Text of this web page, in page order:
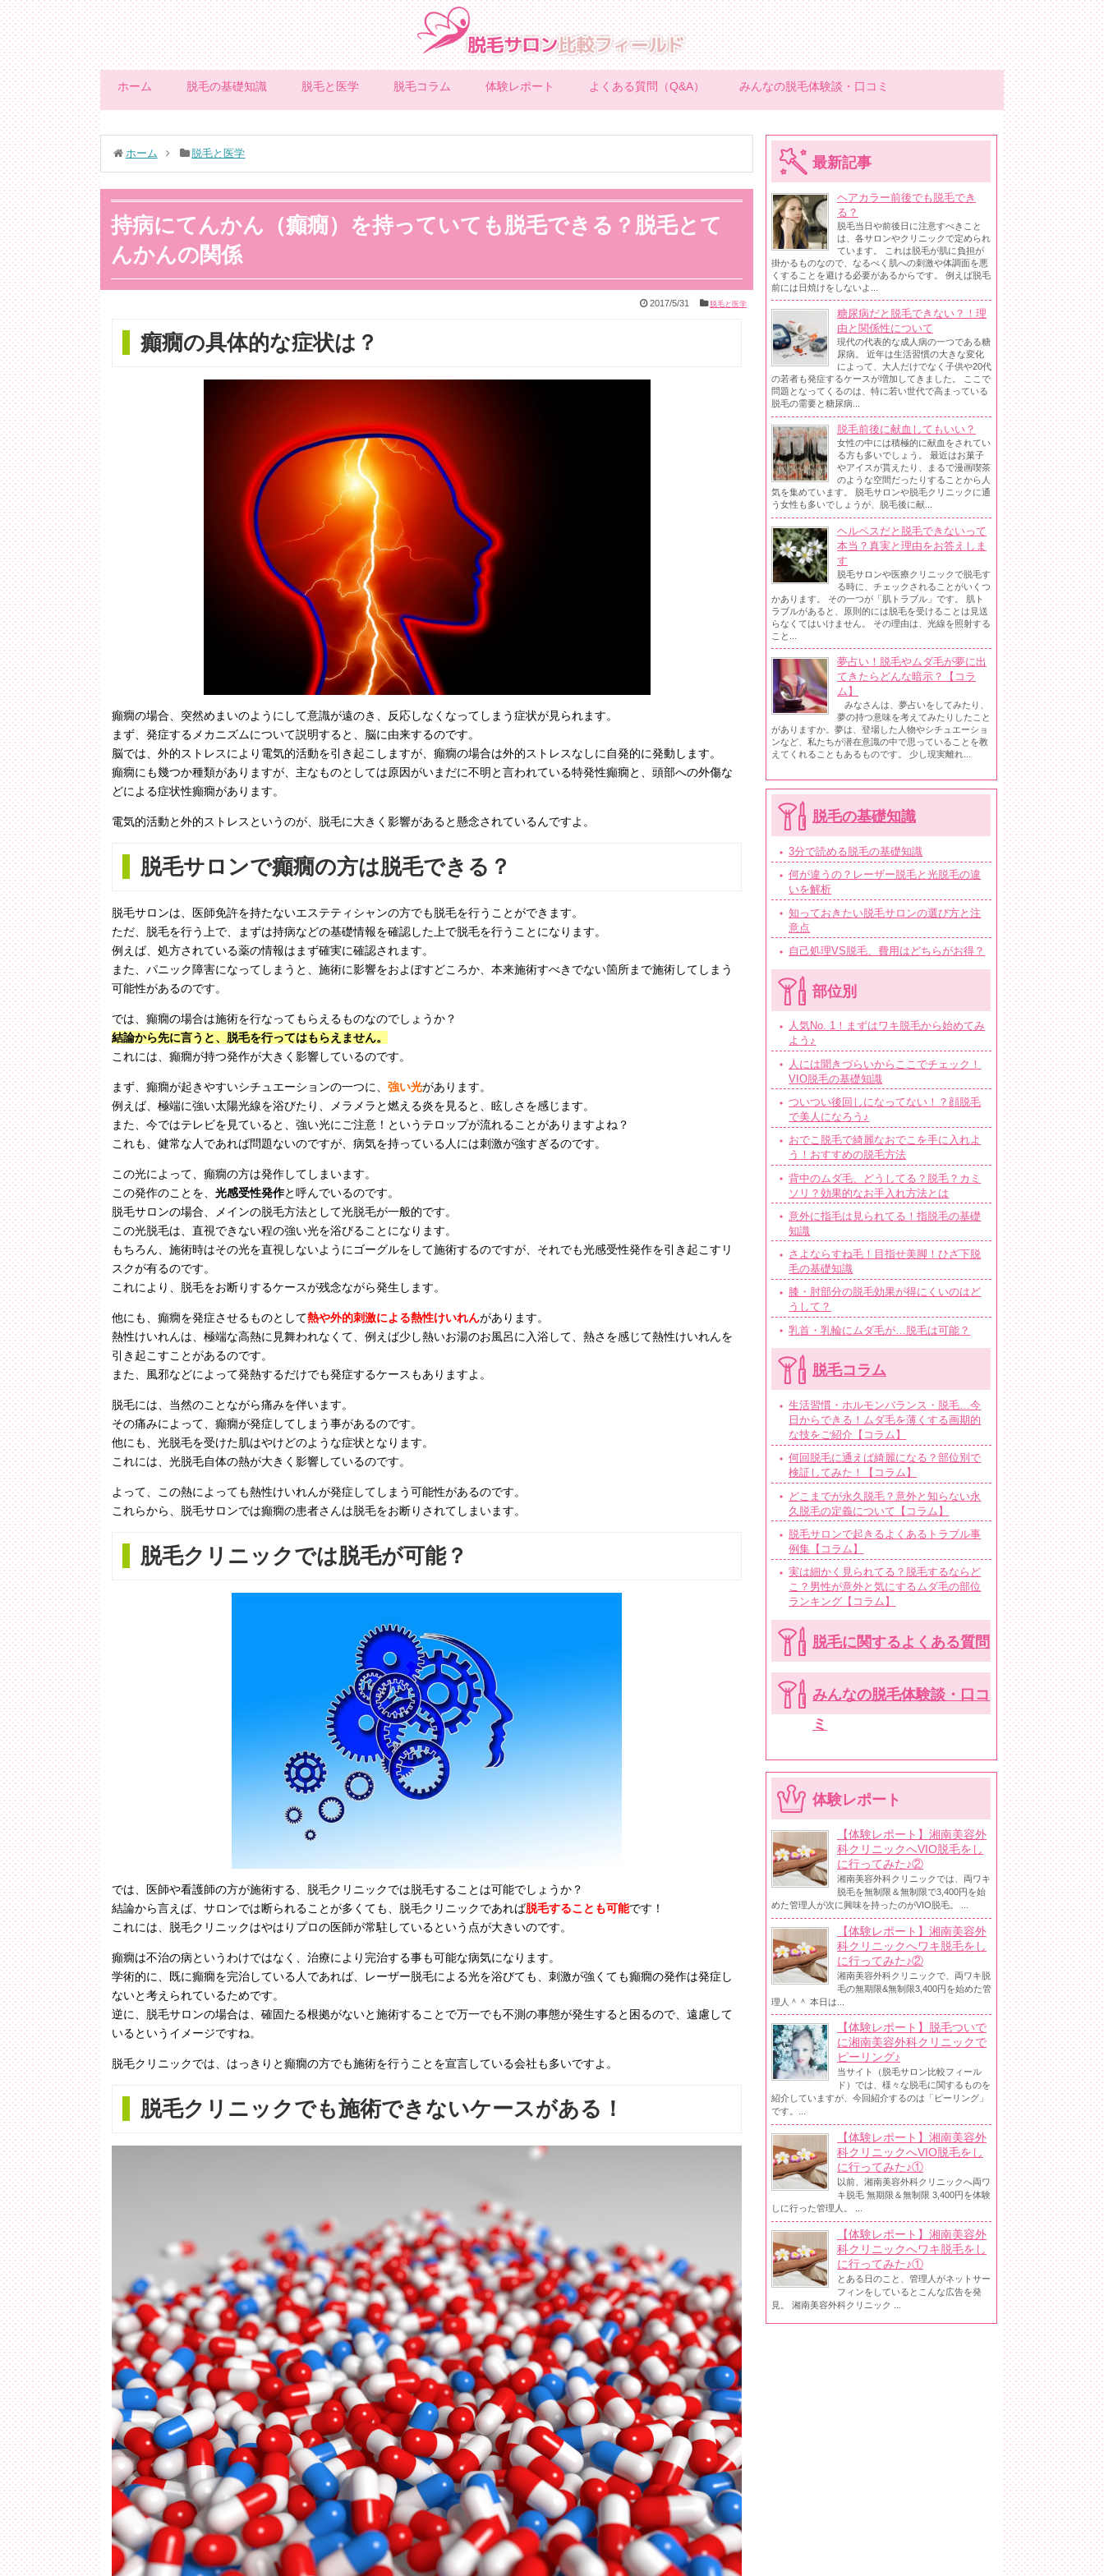
ホーム 脱毛の基礎知識 脱毛と医学 脱毛コラム 体験レポート よくある質問（Q&A） みんなの脱毛体験談・口コミ
ホーム 脱毛と医学
持病にてんかん（癲癇）を持っていても脱毛できる？脱毛とて
んかんの関係
2017/5/31 脱毛と医学
癲癇の具体的な症状は？
癲癇の場合、突然めまいのようにして意識が遠のき、反応しなくなってしまう症状が見られます。
まず、発症するメカニズムについて説明すると、脳に由来するのです。
脳では、外的ストレスにより電気的活動を引き起こしますが、癲癇の場合は外的ストレスなしに自発的に発動します。
癲癇にも幾つか種類がありますが、主なものとしては原因がいまだに不明と言われている特発性癲癇と、頭部への外傷な
どによる症状性癲癇があります。
電気的活動と外的ストレスというのが、脱毛に大きく影響があると懸念されているんですよ。
脱毛サロンで癲癇の方は脱毛できる？
脱毛サロンは、医師免許を持たないエステティシャンの方でも脱毛を行うことができます。
ただ、脱毛を行う上で、まずは持病などの基礎情報を確認した上で脱毛を行うことになります。
例えば、処方されている薬の情報はまず確実に確認されます。
また、パニック障害になってしまうと、施術に影響をおよぼすどころか、本来施術すべきでない箇所まで施術してしまう
可能性があるのです。
では、癲癇の場合は施術を行なってもらえるものなのでしょうか？
結論から先に言うと、脱毛を行ってはもらえません。
これには、癲癇が持つ発作が大きく影響しているのです。
まず、癲癇が起きやすいシチュエーションの一つに、 強い光があります。
例えば、極端に強い太陽光線を浴びたり、メラメラと燃える炎を見ると、眩しさを感じます。
また、今ではテレビを見ていると、強い光にご注意！というテロップが流れることがありますよね？
これも、健常な人であれば問題ないのですが、病気を持っている人には刺激が強すぎるのです。
この光によって、癲癇の方は発作してしまいます。
この発作のことを、 光感受性発作と呼んでいるのです。
脱毛サロンの場合、メインの脱毛方法として光脱毛が一般的です。
この光脱毛は、直視できない程の強い光を浴びることになります。
もちろん、施術時はその光を直視しないようにゴーグルをして施術するのですが、それでも光感受性発作を引き起こすリ
スクが有るのです。
これにより、脱毛をお断りするケースが残念ながら発生します。
他にも、癲癇を発症させるものとして熱や外的刺激による熱性けいれんがあります。
熱性けいれんは、極端な高熱に見舞われなくて、例えば少し熱いお湯のお風呂に入浴して、熱さを感じて熱性けいれんを
引き起こすことがあるのです。
また、風邪などによって発熱するだけでも発症するケースもありますよ。
脱毛には、当然のことながら痛みを伴います。
その痛みによって、癲癇が発症してしまう事があるのです。
他にも、光脱毛を受けた肌はやけどのような症状となります。
これには、光脱毛自体の熱が大きく影響しているのです。
よって、この熱によっても熱性けいれんが発症してしまう可能性があるのです。
これらから、脱毛サロンでは癲癇の患者さんは脱毛をお断りされてしまいます。
脱毛クリニックでは脱毛が可能？
では、医師や看護師の方が施術する、脱毛クリニックでは脱毛することは可能でしょうか？
結論から言えば、サロンでは断られることが多くても、脱毛クリニックであれば脱毛することも可能です！
これには、脱毛クリニックはやはりプロの医師が常駐しているという点が大きいのです。
癲癇は不治の病というわけではなく、治療により完治する事も可能な病気になります。
学術的に、既に癲癇を完治している人であれば、レーザー脱毛による光を浴びても、刺激が強くても癲癇の発作は発症し
ないと考えられているためです。
逆に、脱毛サロンの場合は、確固たる根拠がないと施術することで万一でも不測の事態が発生すると困るので、遠慮して
いるというイメージですね。
脱毛クリニックでは、はっきりと癲癇の方でも施術を行うことを宣言している会社も多いですよ。
脱毛クリニックでも施術できないケースがある！
最新記事
ヘアカラー前後でも脱毛でき
る？
脱毛当日や前後日に注意すべきこと
は、各サロンやクリニックで定められ
ています。 これは脱毛が肌に負担が
掛かるものなので、なるべく肌への刺激や体調面を悪
くすることを避ける必要があるからです。 例えば脱毛
前には日焼けをしないよ...
糖尿病だと脱毛できない？！理
由と関係性について
現代の代表的な成人病の一つである糖
尿病。 近年は生活習慣の大きな変化
によって、大人だけでなく子供や20代
の若者も発症するケースが増加してきました。 ここで
問題となってくるのは、特に若い世代で高まっている
脱毛の需要と糖尿病...
脱毛前後に献血してもいい？
女性の中には積極的に献血をされてい
る方も多いでしょう。 最近はお菓子
やアイスが貰えたり、まるで漫画喫茶
のような空間だったりすることから人
気を集めています。 脱毛サロンや脱毛クリニックに通
う女性も多いでしょうが、脱毛後に献...
ヘルペスだと脱毛できないって
本当？真実と理由をお答えしま
す
脱毛サロンや医療クリニックで脱毛す
る時に、チェックされることがいくつ
かあります。 その一つが「肌トラブル」です。 肌ト
ラブルがあると、原則的には脱毛を受けることは見送
らなくてはいけません。 その理由は、光線を照射する
こと...
夢占い！脱毛やムダ毛が夢に出
てきたらどんな暗示？【コラ
ム】
みなさんは、夢占いをしてみたり、
夢の持つ意味を考えてみたりしたこと
がありますか。夢は、登場した人物やシチュエーショ
ンなど、私たちが潜在意識の中で思っていることを教
えてくれることもあるものです。 少し現実離れ...
脱毛の基礎知識
3分で読める脱毛の基礎知識
何が違うの？レーザー脱毛と光脱毛の違
いを解析
知っておきたい脱毛サロンの選び方と注
意点
自己処理VS脱毛、費用はどちらがお得？
部位別
人気No. 1！まずはワキ脱毛から始めてみ
よう♪
人には聞きづらいからここでチェック！
VIO脱毛の基礎知識
ついつい後回しになってない！？顔脱毛
で美人になろう♪
おでこ脱毛で綺麗なおでこを手に入れよ
う！おすすめの脱毛方法
背中のムダ毛、どうしてる？脱毛？カミ
ソリ？効果的なお手入れ方法とは
意外に指毛は見られてる！指脱毛の基礎
知識
さよならすね毛！目指せ美脚！ひざ下脱
毛の基礎知識
膝・肘部分の脱毛効果が得にくいのはど
うして？
乳首・乳輪にムダ毛が…脱毛は可能？
脱毛コラム
生活習慣・ホルモンバランス・脱毛…今
日からできる！ムダ毛を薄くする画期的
な技をご紹介【コラム】
何回脱毛に通えば綺麗になる？部位別で
検証してみた！【コラム】
どこまでが永久脱毛？意外と知らない永
久脱毛の定義について【コラム】
脱毛サロンで起きるよくあるトラブル事
例集【コラム】
実は細かく見られてる？脱毛するならど
こ？男性が意外と気にするムダ毛の部位
ランキング【コラム】
脱毛に関するよくある質問
みんなの脱毛体験談・口コ
ミ
体験レポート
【体験レポート】湘南美容外
科クリニックへVIO脱毛をし
に行ってみた♪②
湘南美容外科クリニックでは、両ワキ
脱毛を無制限＆無制限で3,400円を始
めた管理人が次に興味を持ったのがVIO脱毛。 ...
【体験レポート】湘南美容外
科クリニックへワキ脱毛をし
に行ってみた♪②
湘南美容外科クリニックで、両ワキ脱
毛の無期限&無制限3,400円を始めた管
理人＾＾ 本日は...
【体験レポート】脱毛ついで
に湘南美容外科クリニックで
ピーリング♪
当サイト（脱毛サロン比較フィール
ド）では、様々な脱毛に関するものを
紹介していますが、今回紹介するのは「ピーリング」
です。...
【体験レポート】湘南美容外
科クリニックへVIO脱毛をし
に行ってみた♪①
以前、湘南美容外科クリニックへ両ワ
キ脱毛 無期限＆無制限 3,400円を体験
しに行った管理人。 ...
【体験レポート】湘南美容外
科クリニックへワキ脱毛をし
に行ってみた♪①
とある日のこと、管理人がネットサー
フィンをしているとこんな広告を発
見。 湘南美容外科クリニック ...